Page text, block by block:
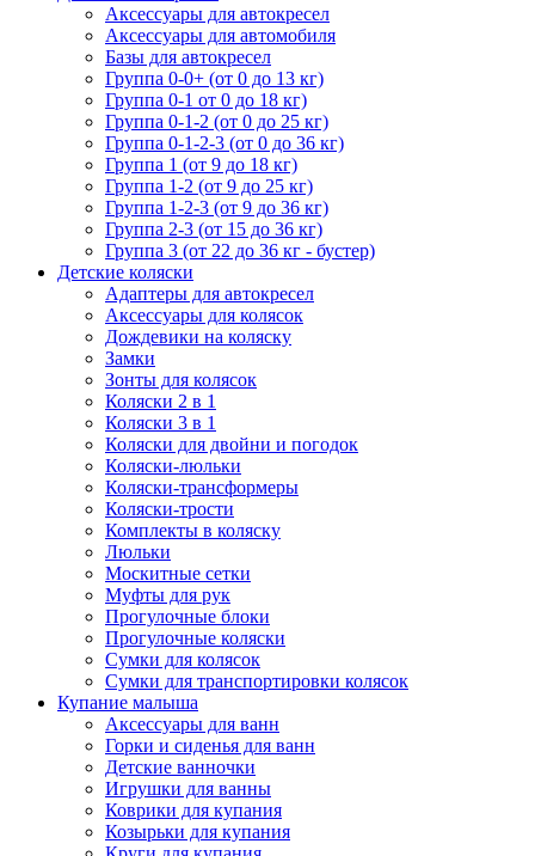
Аксессуары для автокресел
Аксессуары для автомобиля
Базы для автокресел
Группа 0-0+ (от 0 до 13 кг)
Группа 0-1 от 0 до 18 кг)
Группа 0-1-2 (от 0 до 25 кг)
Группа 0-1-2-3 (от 0 до 36 кг)
Группа 1 (от 9 до 18 кг)
Группа 1-2 (от 9 до 25 кг)
Группа 1-2-3 (от 9 до 36 кг)
Группа 2-3 (от 15 до 36 кг)
Группа 3 (от 22 до 36 кг - бустер)
Детские коляски
Адаптеры для автокресел
Аксессуары для колясок
Дождевики на коляску
Замки
Зонты для колясок
Коляски 2 в 1
Коляски 3 в 1
Коляски для двойни и погодок
Коляски-люльки
Коляски-трансформеры
Коляски-трости
Комплекты в коляску
Люльки
Москитные сетки
Муфты для рук
Прогулочные блоки
Прогулочные коляски
Сумки для колясок
Сумки для транспортировки колясок
Купание малыша
Аксессуары для ванн
Горки и сиденья для ванн
Детские ванночки
Игрушки для ванны
Коврики для купания
Козырьки для купания